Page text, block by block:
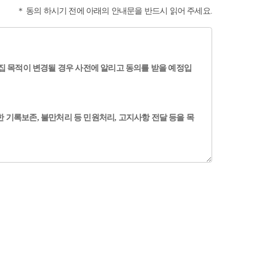
＊ 동의 하시기 전에 아래의 안내문을 반드시 읽어 주세요.